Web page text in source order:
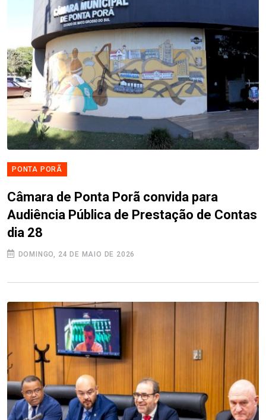
PONTA PORÃ
Câmara de Ponta Porã convida para
Audiência Pública de Prestação de Contas
dia 28
DOMINGO, 24 DE MAIO DE 2026